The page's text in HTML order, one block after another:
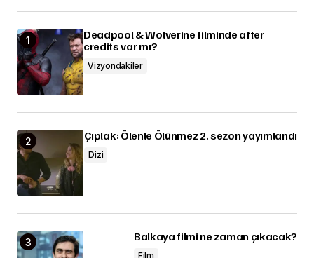
Deadpool & Wolverine filminde after
credits var mı?
Vizyondakiler
Çıplak: Ölenle Ölünmez 2. sezon yayımlandı
Dizi
Balkaya filmi ne zaman çıkacak?
Film